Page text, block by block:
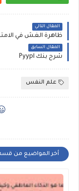
المقال التالي
ظاهرة الغش في
المقال السابق
شرح بنك Pyypl
علم النفس
أخر المواضيع من